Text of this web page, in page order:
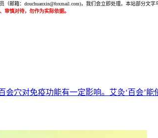
箱：douchuanxin@foxmail.com)，我们会立即处理。本站部分文
审慎对待，勿作为实际依据。
穴对免疫功能有一定影响。艾灸‘百会’